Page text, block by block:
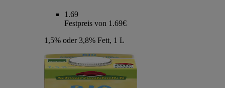
1.69
Festpreis von 1.69€
1,5% oder 3,8% Fett, 1 L